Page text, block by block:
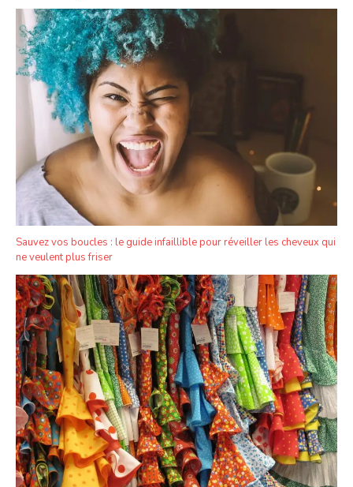
Sauvez vos boucles : le guide infaillible pour réveiller les cheveux qui
ne veulent plus friser